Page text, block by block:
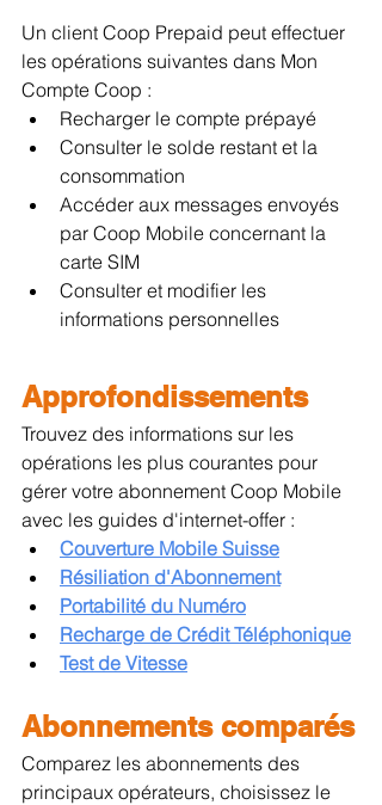
Un client Coop Prepaid peut effectuer
les opérations suivantes dans Mon
Compte Coop :
Recharger le compte prépayé
Consulter le solde restant et la
consommation
Accéder aux messages envoyés
par Coop Mobile concernant la
carte SIM
Consulter et modifier les
informations personnelles
Approfondissements
Trouvez des informations sur les
opérations les plus courantes pour
gérer votre abonnement Coop Mobile
avec les guides d'internet-offer :
Couverture Mobile Suisse
Résiliation d'Abonnement
Portabilité du Numéro
Recharge de Crédit Téléphonique
Test de Vitesse
Abonnements comparés
Comparez les abonnements des
principaux opérateurs, choisissez le